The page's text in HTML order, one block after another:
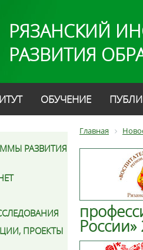
РЯЗАНСКИЙ
РАЗВИТИЯ
ОБУЧЕНИЕ
РАЗВИТИЯ
ПРОЕКТЫ
Главная
России»